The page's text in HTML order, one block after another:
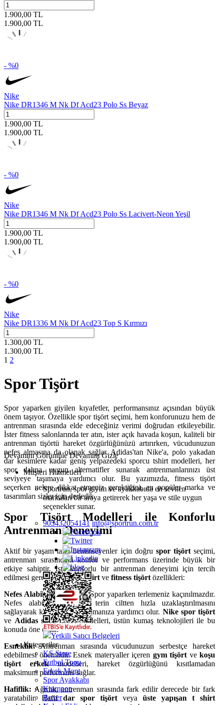
1.900,00 TL
1.900,00 TL
- %0
Nike
Nike DR1346 M Nk Df Acd23 Polo Ss Beyaz
1.900,00 TL
1.900,00 TL
- %0
Nike
Nike DR1346 M Nk Df Acd23 Polo Ss Lacivert-Neon Yeşil
1.900,00 TL
1.900,00 TL
- %0
Nike
Nike DR1336 M Nk Df Acd23 Top S Kırmızı
1.300,00 TL
1.300,00 TL
1 2
Spor Tişört
Spor yaparken giyilen kıyafetler, performansınız açısından büyük
önem taşıyor. Özellikle spor tişört seçimi, hem konforunuzu hem de
antrenman sırasında elde edeceğiniz verimi doğrudan etkileyebilir.
İster fitness salonlarında ter atın, ister açık havada koşun, kaliteli bir
antrenman tişörtü hareket özgürlüğünüzü artırırken, vücudunuzun
nefes almasına da olanak sağlar. Adidas'tan Nike'a, polo yakadan
dar kesimlere kadar geniş yelpazedeki sporcu tshirt modelleri, her
spor dalına uygun alternatifler sunarak antrenmanlarınızı üst
seviyeye taşımaya yardımcı olur. Bu yazımızda, fitness tişört
seçerken nelere dikkat etmeniz gerektiğini, en popüler marka ve
tasarımları sizler için derledik.
Spor Tişört Modelleri ile Konforlu
Antrenman Deneyimi
Aktif bir yaşam tarzı benimseyenler için doğru spor tişörtseçimi,
antrenman sırasındaki konfor ve performans üzerinde büyük bir
etkiye sahiptir. İşte konforlu bir antrenman deneyimi için tercih
edilmesi gerekensporcu tshirt ve fitness tişört özellikleri:
Nefes Alabilir Kumaşlar:Spor yaparken terlemeniz kaçınılmazdır.
Nefes alabilen kumaşlar, terin ciltten hızla uzaklaştırılmasını
sağlayarak kuru ve serin kalmanıza yardımcı olur. Nike spor tişört
ve Adidas spor tişörtmodelleri, üstün kumaş teknolojileri ile bu
konuda öne çıkar.
Esneklik:Antrenman sırasında vücudunuzun serbestçe hareket
edebilmesi önemlidir. Esnek materyaller içeren gym tişört ve koşu
tişört erkekmodelleri, hareket özgürlüğünü kısıtlamadan
maksimum performans sağlar.
Hafiflik: Ağırlık, antrenman sırasında fark edilir derecede bir fark
yaratabilir. Hafifdar spor tişört veya üste yapışan t shirt
Devamını Görüntüle Devamını Gizle
Müşteri Hizmetleri
Sportrun, spor giyim ve ayakkabıda en sevilen
markaları bir araya getirerek her yaşa ve stile uygun
seçenekler sunar.
905432054141 info@sportrun.com.tr
Yetkili Satıcı Belgeleri
Kategoriler
KS Store
Futbol Topu
Erkek Mont
Spor Ayakkabı
Krampon
Boxer